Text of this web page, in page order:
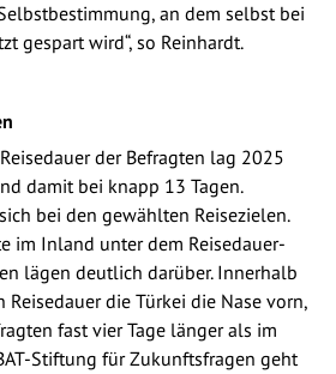
an dem selbst bei
gespart wird“, so Reinhardt.
der Befragten lag 2025
damit bei knapp 13 Tagen.
bei den gewählten Reisezielen.
im Inland unter dem Reisedauer-
lägen deutlich darüber. Innerhalb
Reisedauer die Türkei die Nase vorn,
fast vier Tage länger als im
Stiftung für Zukunftsfragen geht